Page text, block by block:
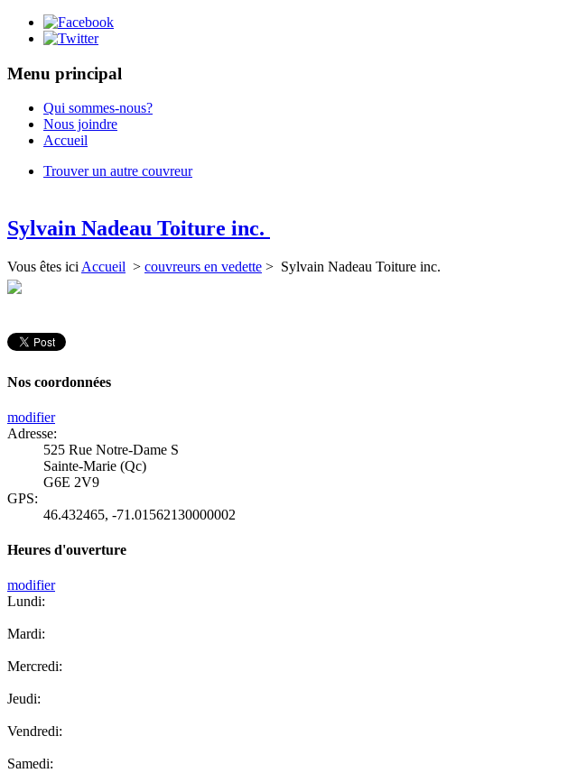
Menu principal
Qui sommes-nous?
Nous joindre
Accueil
Trouver un autre couvreur
Sylvain Nadeau Toiture inc.
Vous êtes ici Accueil > couvreurs en vedette > Sylvain Nadeau Toiture inc.
Nos coordonnées
modifier
Adresse:
525 Rue Notre-Dame S
Sainte-Marie (Qc)
G6E 2V9
GPS:
46.432465, -71.01562130000002
Heures d'ouverture
modifier
Lundi:
Mardi:
Mercredi:
Jeudi:
Vendredi:
Samedi: